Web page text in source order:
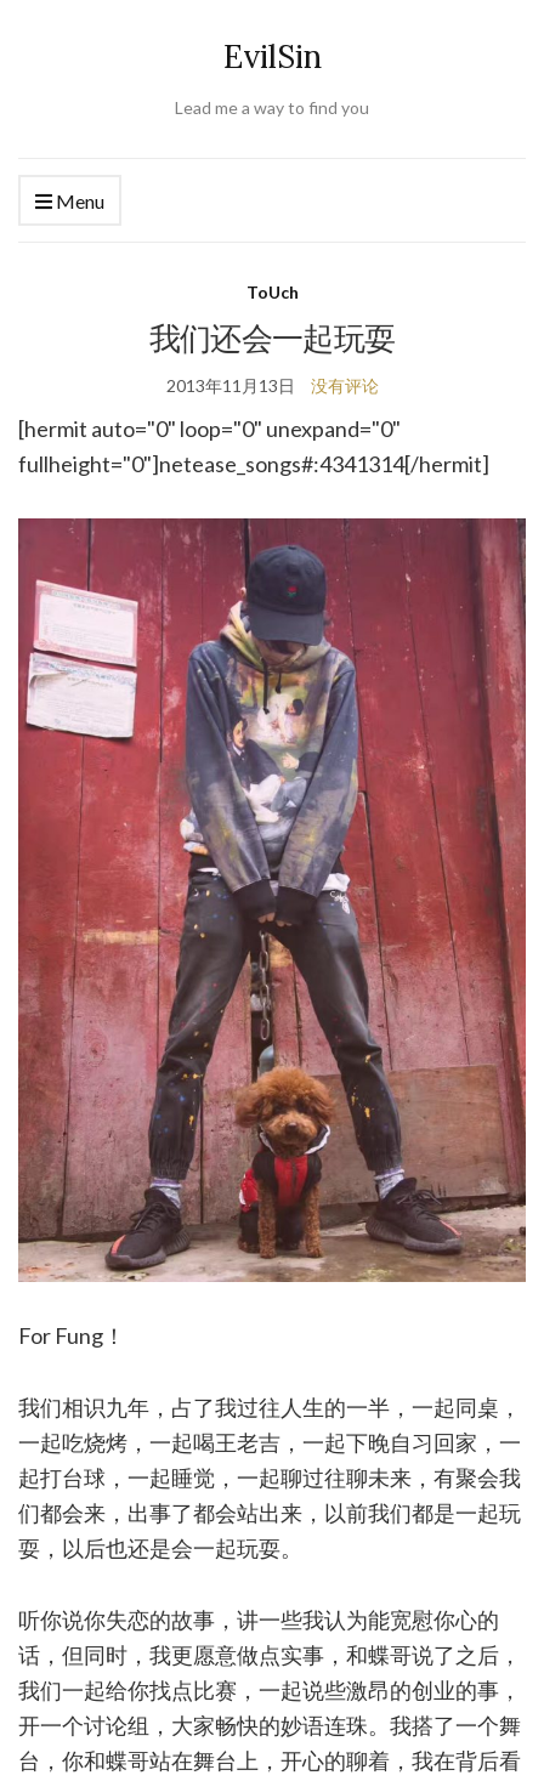
EvilSin
Lead me a way to find you
Menu
ToUch
我们还会一起玩耍
2013年11月13日 没有评论
[hermit auto="0" loop="0" unexpand="0"
fullheight="0"]netease_songs#:4341314[/hermit]
For Fung ！
我们相识九年，占了我过往人生的一半，一起同桌，
一起吃烧烤，一起喝王老吉，一起下晚自习回家，一
起打台球，一起睡觉，一起聊过往聊未来，有聚会我
们都会来，出事了都会站出来，以前我们都是一起玩
耍，以后也还是会一起玩耍。
听你说你失恋的故事，讲一些我认为能宽慰你心的
话，但同时，我更愿意做点实事，和蝶哥说了之后，
我们一起给你找点比赛，一起说些激昂的创业的事，
开一个讨论组，大家畅快的妙语连珠。我搭了一个舞
台，你和蝶哥站在舞台上，开心的聊着，我在背后看